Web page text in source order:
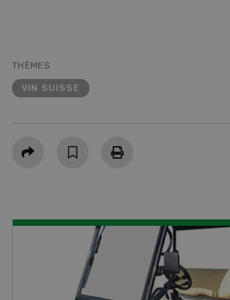
THÈMES
VIN SUISSE
Partager